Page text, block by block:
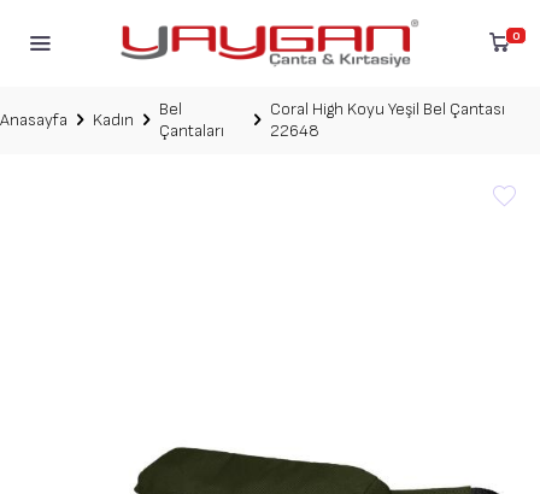
0
Anasayfa Kadın
Bel
Çantaları
Coral High Koyu Yeşil Bel Çantası
22648